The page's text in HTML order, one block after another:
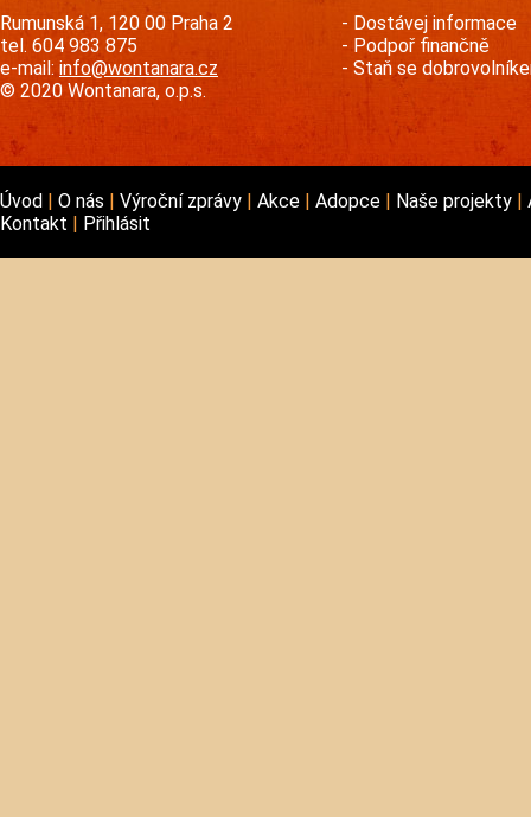
Rumunská 1, 120 00 Praha 2
tel. 604 983 875
e-mail: info@wontanara.cz
© 2020 Wontanara, o.p.s.
Dostávej informace
Podpoř finančně
Staň se
Úvod O nás Výroční zprávy Akce Adopce Naše projekty
Kontakt
Přihlásit